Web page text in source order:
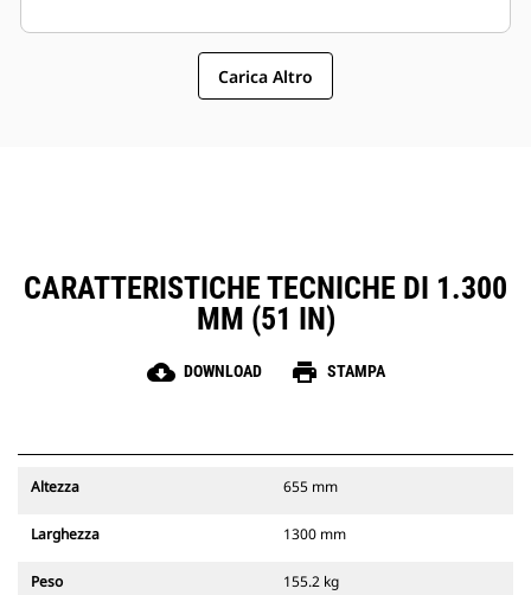
Carica Altro
CARATTERISTICHE TECNICHE DI 1.300
MM (51 IN)
cloud_download DOWNLOAD print STAMPA
Altezza 655 mm
Larghezza 1300 mm
Peso 155.2 kg